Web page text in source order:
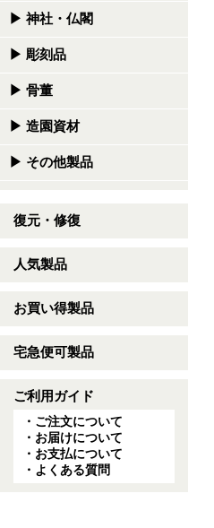
▶ 神社・仏閣
▶ 彫刻品
▶ 骨董
▶ 造園資材
▶ その他製品
復元・修復
人気製品
お買い得製品
宅急便可製品
ご利用ガイド
・ご注文について
・お届けについて
・お支払について
・よくある質問